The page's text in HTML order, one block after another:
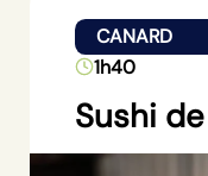
CANARD
1h40
Sushi